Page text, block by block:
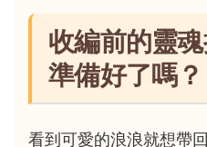
收編前的靈
準備好了嗎？
看到可愛的浪浪就想帶